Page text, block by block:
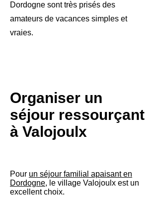
Dordogne sont très prisés des
amateurs de vacances simples et
vraies.
Organiser un
séjour ressourçant
à Valojoulx
Pour un séjour familial apaisant en
Dordogne, le village Valojoulx est un
excellent choix.